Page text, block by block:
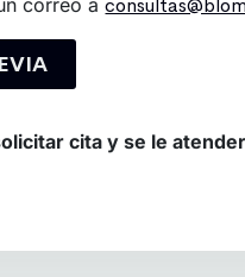
correo a
cita y se le